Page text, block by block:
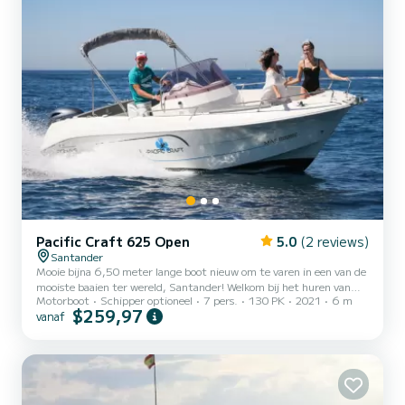
Pacific Craft 625 Open 5.0 (2 reviews)
Santander
Mooie bijna 6,50 meter lange boot nieuw om te varen in een van de
mooiste baaien ter wereld, Santander! Welkom bij het huren van
onze boot in Santander voor 7 personen. Mooie gloednieuwe boot
met bimini, zonnedek, matrassen, koelkast met ijs, radio-CD met
comfortabele en rustige ervaring, dan ben je hier aan het juiste
adres. Met een capaciteit voor 7 personen, zuinige...
Motorboot Schipper optioneel 7 pers. 130 PK 2021 6 m
vanaf $259,97